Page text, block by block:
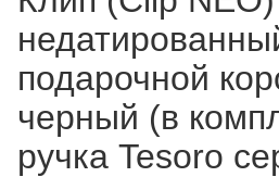
подарочной
черный (в
ручка Tesoro